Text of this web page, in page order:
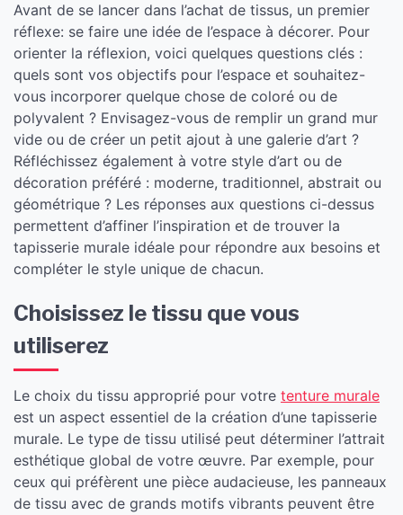
Avant de se lancer dans l’achat de tissus, un premier
réflexe: se faire une idée de l’espace à décorer. Pour
orienter la réflexion, voici quelques questions clés :
quels sont vos objectifs pour l’espace et souhaitez-
vous incorporer quelque chose de coloré ou de
polyvalent ? Envisagez-vous de remplir un grand mur
vide ou de créer un petit ajout à une galerie d’art ?
Réfléchissez également à votre style d’art ou de
décoration préféré : moderne, traditionnel, abstrait ou
géométrique ? Les réponses aux questions ci-dessus
permettent d’affiner l’inspiration et de trouver la
tapisserie murale idéale pour répondre aux besoins et
compléter le style unique de chacun.
Choisissez le tissu que vous
utiliserez
Le choix du tissu approprié pour votre tenture murale
est un aspect essentiel de la création d’une tapisserie
murale. Le type de tissu utilisé peut déterminer l’attrait
esthétique global de votre œuvre. Par exemple, pour
ceux qui préfèrent une pièce audacieuse, les panneaux
de tissu avec de grands motifs vibrants peuvent être